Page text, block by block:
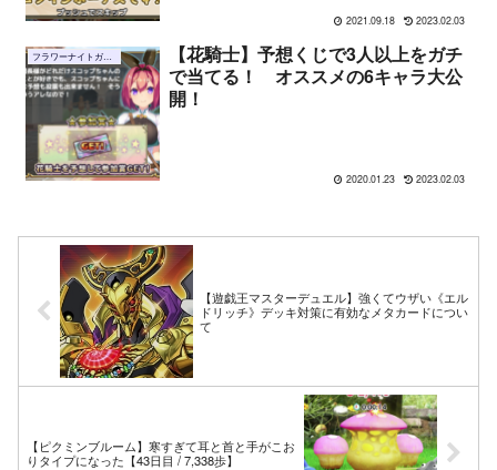
2021.09.18 2023.02.03
フラワーナイトガール
【花騎士】予想くじで3人以上をガチ
で当てる！ オススメの6キャラ大公
開！
2020.01.23 2023.02.03
【遊戯王マスターデュエル】強くてウザい《エル
ドリッチ》デッキ対策に有効なメタカードについ
て
【ピクミンブルーム】寒すぎて耳と首と手がこお
りタイプになった【43日目 / 7,338歩】